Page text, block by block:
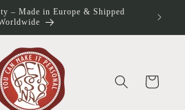
– Made in Europe & Shipped
Carrito